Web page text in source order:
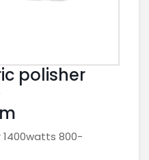
polisher
1400watts 800-